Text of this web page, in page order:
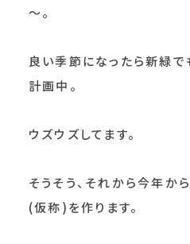
～。
良い季節になったら新緑で
計画中。
ウズウズしてます。
そうそう、それから今年か
(仮称)を作ります。